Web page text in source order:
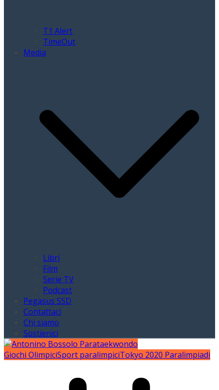
T1 Alert
TimeOut
Media
Libri
Film
Serie TV
Podcast
Pegasus SSD
Contattaci
Chi siamo
Sostienici
Giochi OlimpiciSport paralimpiciTokyo 2020 Paralimpiadi